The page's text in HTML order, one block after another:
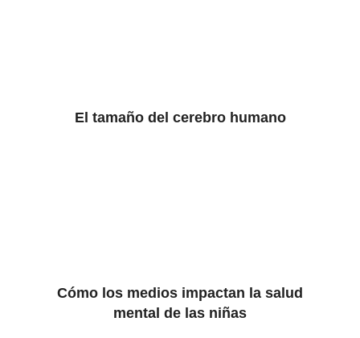
El tamaño del cerebro humano
Cómo los medios impactan la salud
mental de las niñas